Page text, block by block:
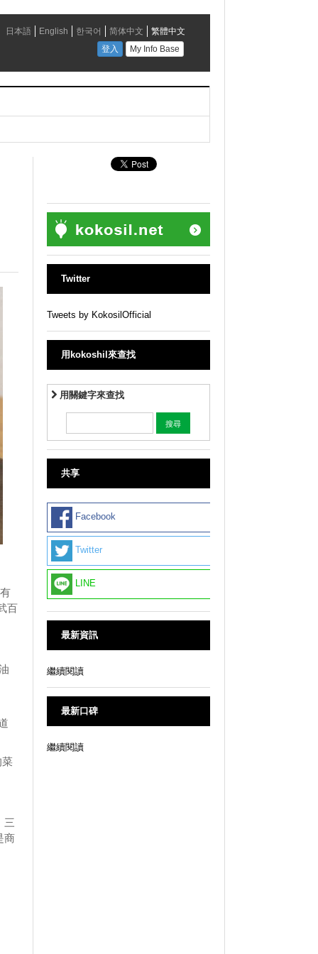
百
菜
三
商
Twitter
Tweets by KokosilOfficial
用kokoshil來查找
用關鍵字來查找
共享
Facebook
Twitter
LINE
最新資訊
繼續閱讀
最新口碑
繼續閱讀